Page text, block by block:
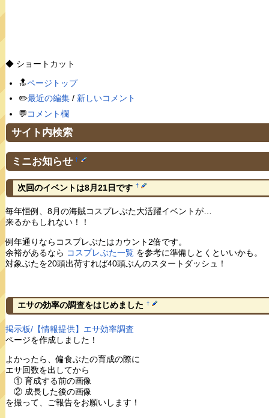
◆ ショートカット
🔝ページトップ
✏️最近の編集/ 新しいコメント
💬コメント欄
サイト内検索
ミニお知らせ †
次回のイベントは8月21日です †
毎年恒例、8月の海賊コスプレぶた大活躍イベントが…
来るかもしれない！！
例年通りならコスプレぶたはカウント2倍です。
余裕があるなら コスプレぶた一覧を参考に準備しとくといいかも。
対象ぶたを20頭出荷すれば40頭ぶんのスタートダッシュ！
エサの効率の調査をはじめました †
掲示板/【情報提供】エサ効率調査
ページを作成しました！
よかったら、偏食ぶたの育成の際に
エサ回数を出してから
① 育成する前の画像
② 成長した後の画像
を撮って、ご報告をお願いします！